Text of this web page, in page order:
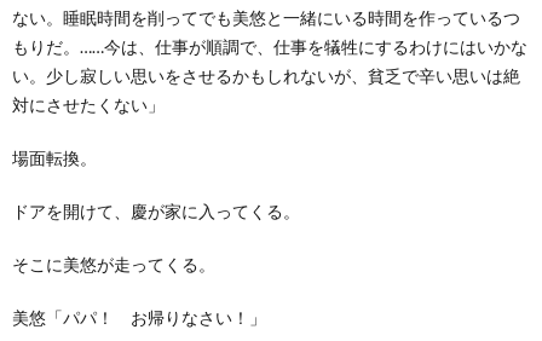
ない。睡眠時間を削ってでも美悠と一緒にいる時間を作っているつ
もりだ。……今は、仕事が順調で、仕事を犠牲にするわけにはいかな
い。少し寂しい思いをさせるかもしれないが、貧乏で辛い思いは絶
対にさせたくない」
場面転換。
ドアを開けて、慶が家に入ってくる。
そこに美悠が走ってくる。
美悠「パパ！ お帰りなさい！」